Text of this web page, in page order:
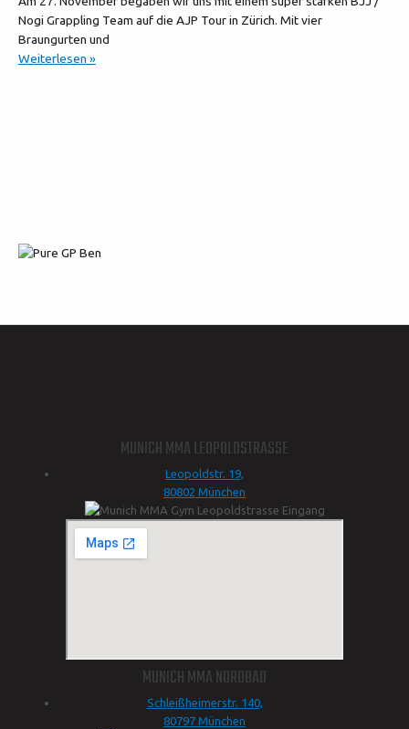
Nogi Grappling Team auf die AJP Tour in Zürich. Mit vier
Braungurten und
Weiterlesen »
MUNICH MMA LEOPOLDSTRASSE
Leopoldstr. 19,
80802 München
MUNICH MMA NORDBAD
Schleißheimerstr. 140,
80797 München